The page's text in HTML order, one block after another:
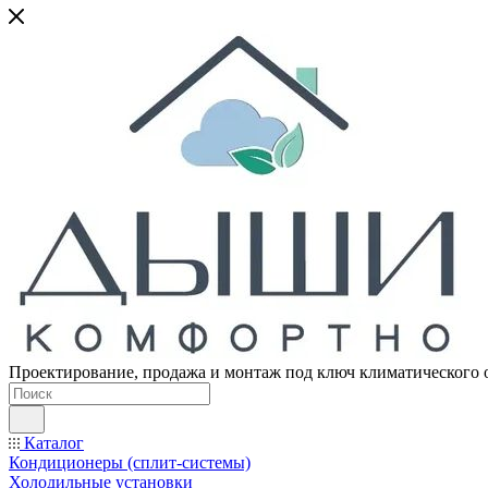
Проектирование, продажа и монтаж под ключ климатического
Каталог
Кондиционеры (сплит-системы)
Холодильные установки